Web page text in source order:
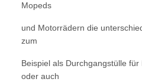
Mopeds
und Motorrädern die
zum
Beispiel als Durchgangstülle
oder auch